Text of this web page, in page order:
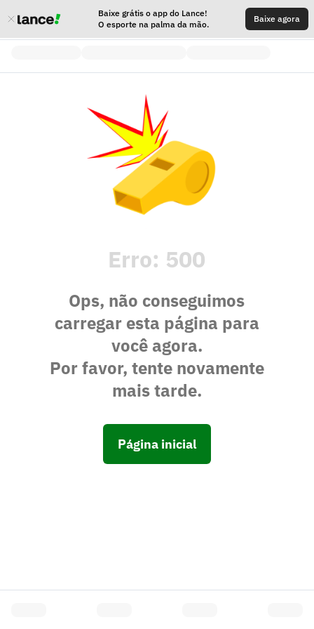
Baixe grátis o app do Lance!
O esporte na palma da mão.
Baixe agora
Erro: 500
Ops, não conseguimos
carregar esta página para
você agora.
Por favor, tente novamente
mais tarde.
Página inicial